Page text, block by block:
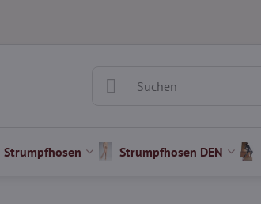
Strumpfhosen Strumpfhosen DEN